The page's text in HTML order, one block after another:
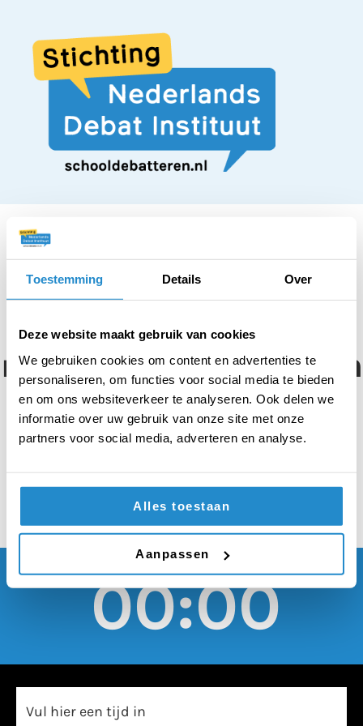
Toestemming Details Over
Deze website maakt gebruik van cookies
We gebruiken cookies om content en advertenties te
personaliseren, om functies voor social media te bieden
en om ons websiteverkeer te analyseren. Ook delen we
informatie over uw gebruik van onze site met onze
partners voor social media, adverteren en analyse.
Alles toestaan
Aanpassen
STELLING
Dodenherdenking
moet elk jaar door een
school worden
georganiseerd
00:00